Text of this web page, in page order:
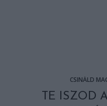
CSINÁLD
TE ISZOD